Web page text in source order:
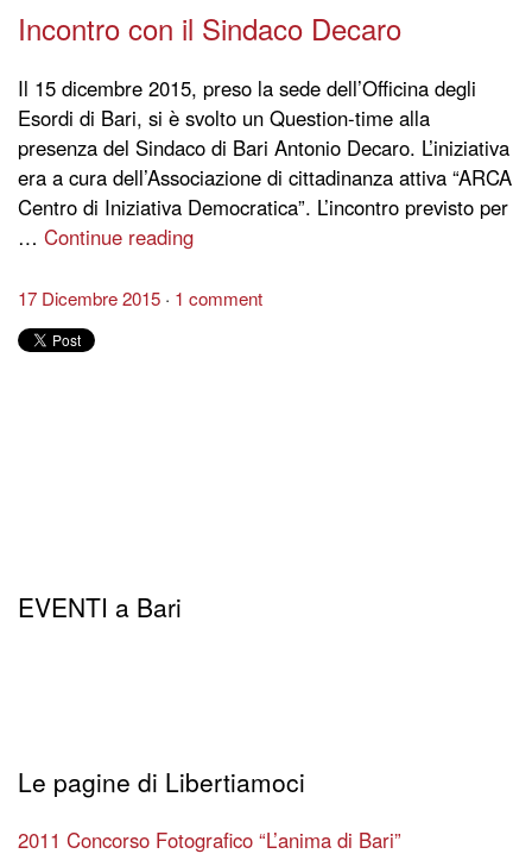
Incontro con il Sindaco Decaro
Il 15 dicembre 2015, preso la sede dell’Officina degli
Esordi di Bari, si è svolto un Question-time alla
presenza del Sindaco di Bari Antonio Decaro. L’iniziativa
era a cura dell’Associazione di cittadinanza attiva “ARCA
Centro di Iniziativa Democratica”. L’incontro previsto per
… Continue reading
17 Dicembre 2015 1 comment
EVENTI a Bari
Le pagine di Libertiamoci
2011 Concorso Fotografico “L’anima di Bari”